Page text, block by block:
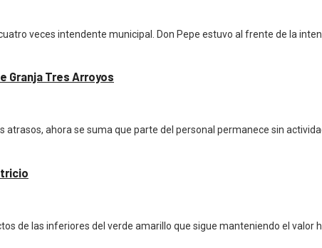
veces intendente municipal. Don Pepe estuvo al frente de la
Granja Tres Arroyos
ahora se suma que parte del personal permanece sin
de las inferiores del verde amarillo que sigue manteniendo el valor